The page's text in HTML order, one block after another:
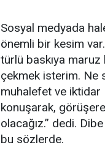
Sosyal medyada
önemli bir kesim
türlü baskıya maruz
çekmek isterim. Ne
muhalefet ve iktidar
konuşarak,
olacağız.’’ dedi.
bu sözlerde.